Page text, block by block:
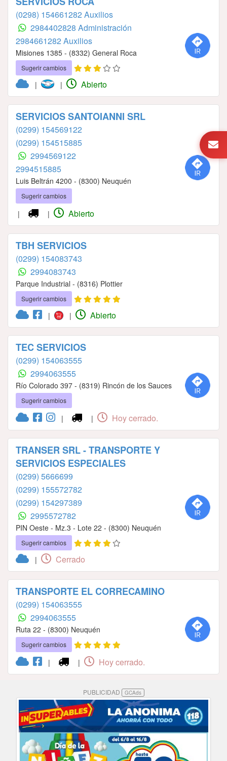
(0298) 154661282 Auxilios
2984402828 Administración
2984661282 Auxilios
Misiones 1385 - (8332) General Roca
Sugerir cambios
| | Abierto
SERVICIOS SANTOIANNI SRL
(0299) 154569122
(0299) 154515885
2994569122
2994515885
Luis Beltrán 4200 - (8300) Neuquén
Sugerir cambios
| | Abierto
TBH SERVICIOS
(0299) 154083743
2994083743
Parque Industrial - (8316) Plottier
Sugerir cambios
| | Abierto
TEC SERVICIOS
(0299) 154063555
2994063555
Río Colorado 397 - (8319) Rincón de los Sauces
Sugerir cambios
| | Hoy cerrado.
TRANSER SRL - TRANSPORTE Y
SERVICIOS ESPECIALES
(0299) 5666699
(0299) 155572782
(0299) 154297389
2995572782
PIN Oeste - Mz.3 - Lote 22 - (8300) Neuquén
Sugerir cambios
| Cerrado
TRANSPORTE EL CORRECAMINO
(0299) 154063555
2994063555
Ruta 22 - (8300) Neuquén
Sugerir cambios
| | Hoy cerrado.
PUBLICIDAD GCAds